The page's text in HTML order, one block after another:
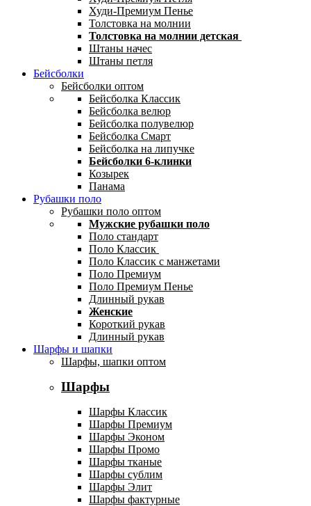
Худи-Премиум Пенье
Толстовка на молнии
Толстовка на молнии детская
Штаны начес
Штаны петля
Бейсболки
Бейсболки оптом
Бейсболка Классик
Бейсболка велюр
Бейсболка полувелюр
Бейсболка Смарт
Бейсболка на липучке
Бейсболки 6-клинки
Козырек
Панама
Рубашки поло
Рубашки поло оптом
Мужские рубашки поло
Поло стандарт
Поло Классик
Поло Классик с манжетами
Поло Премиум
Поло Премиум Пенье
Длинный рукав
Женские
Короткий рукав
Длинный рукав
Шарфы и шапки
Шарфы, шапки оптом
Шарфы
Шарфы Классик
Шарфы Премиум
Шарфы Эконом
Шарфы Промо
Шарфы тканые
Шарфы сублим
Шарфы Элит
Шарфы фактурные